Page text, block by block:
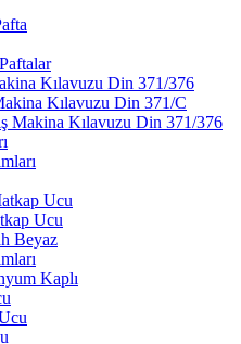
Kılavuzu Din 371/376
Kılavuzu Din 371/C
Makina Kılavuzu Din 371/376
Ucu
Ucu
Beyaz
Kaplı